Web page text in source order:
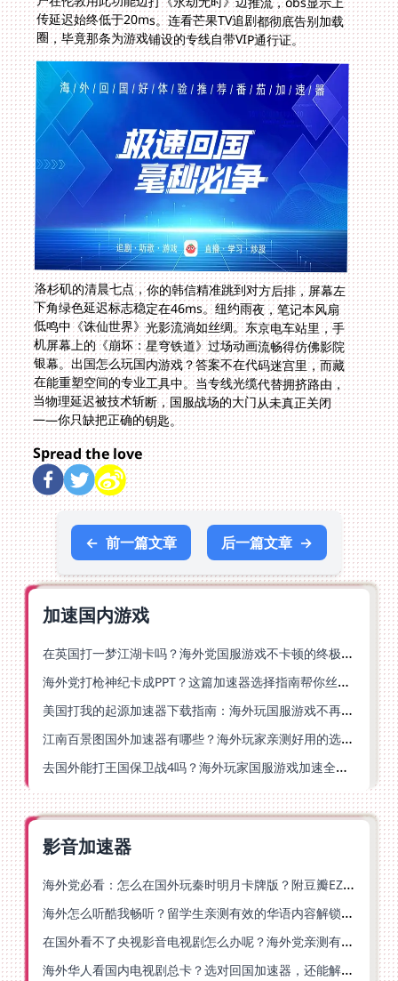
圈，毕竟那条为游戏铺设的专线自带VIP通行证。
洛杉矶的清晨七点，你的韩信精准跳到对方后排，屏幕左
下角绿色延迟标志稳定在46ms。纽约雨夜，笔记本风扇
低鸣中《诛仙世界》光影流淌如丝绸。东京电车站里，手
机屏幕上的《崩坏：星穹铁道》过场动画流畅得仿佛影院
银幕。出国怎么玩国内游戏？答案不在代码迷宫里，而藏
在能重塑空间的专业工具中。当专线光缆代替拥挤路由，
当物理延迟被技术斩断，国服战场的大门从未真正关闭
——你只缺把正确的钥匙。
Spread the love
← 前一篇文章 后一篇文章 →
加速国内游戏
在英国打一梦江湖卡吗？海外党国服游戏不卡顿的终极解法
海外党打枪神纪卡成PPT？这篇加速器选择指南帮你丝滑上分
美国打我的起源加速器下载指南：海外玩国服游戏不再卡的终极方案
江南百景图国外加速器有哪些？海外玩家亲测好用的选择与避坑指南
去国外能打王国保卫战4吗？海外玩家国服游戏加速全攻略（附公主连结幻想江湖实测）
影音加速器
海外党必看：怎么在国外玩秦时明月卡牌版？附豆瓣EZCast地区限制破解法
海外怎么听酷我畅听？留学生亲测有效的华语内容解锁指南
在国外看不了央视影音电视剧怎么办呢？海外党亲测有效的回国加速方案
海外华人看国内电视剧总卡？选对回国加速器，还能解决菲律宾打不开反诈中心的问题